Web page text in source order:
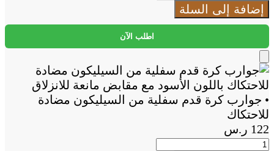
جوارب
قدم
سفلية
من
السيليكون
مضادة
للاحتكاك
إضافة إلى السلة
اطلب الآن
Add
to
Cart
• جوارب كرة قدم سفلية من السيليكون مضادة
للاحتكاك
122 ر.س
كمية